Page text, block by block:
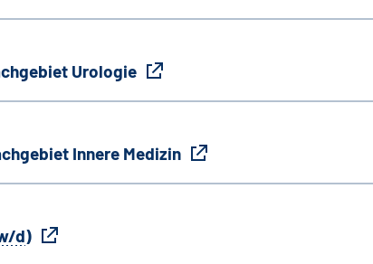
Urologie
Innere Medizin
d)